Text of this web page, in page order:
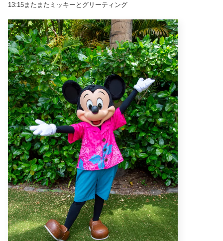
13:15またまたミッキーとグリーティング